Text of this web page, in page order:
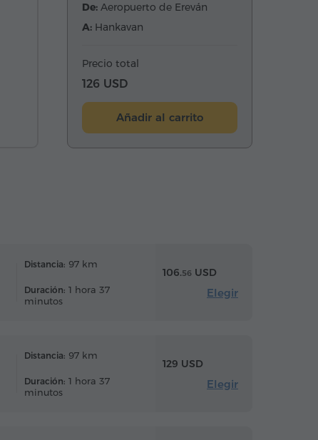
De: Aeropuerto de Ereván
A: Hankavan
Precio total
126 USD
Añadir al carrito
Distancia: 97 km
Duración: 1 hora 37
minutos
106.56 USD
Elegir
Distancia: 97 km
Duración: 1 hora 37
minutos
129 USD
Elegir